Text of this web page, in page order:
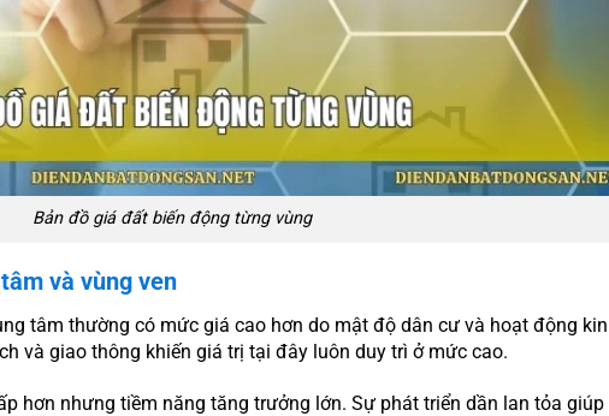
Bản đồ giá đất biến động từng vùng
và vùng ven
tâm thường có mức giá cao hơn do mật độ dân cư và hoạt động
và giao thông khiến giá trị tại đây luôn duy trì ở mức cao.
hơn nhưng tiềm năng tăng trưởng lớn. Sự phát triển dần lan tỏa giúp